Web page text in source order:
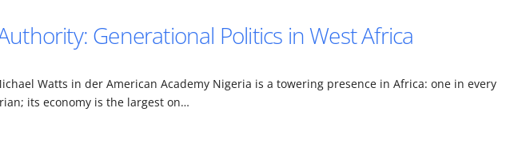
Generational Politics in West Africa
Watts in der American Academy Nigeria is a towering presence in Africa: one in every
its economy is the largest on…